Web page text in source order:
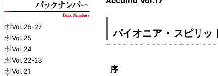
Vol.26-27
Vol.25
Vol.24
Vol.22-23
Vol.21
パイオニア ・ スピリ
序